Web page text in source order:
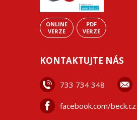
ONLINE
VERZE
PDF
VERZE
KONTAKTUJTE NÁS
733 734 348
facebook.com/beck.cz